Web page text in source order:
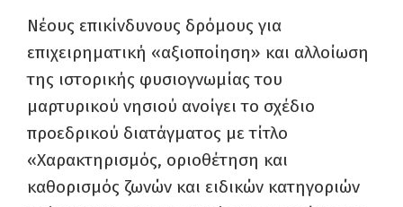
Νέους επικίνδυνους δρόμους για
επιχειρηματική «αξιοποίηση» και αλλοίωση
της ιστορικής φυσιογνωμίας του
μαρτυρικού νησιού ανοίγει το σχέδιο
προεδρικού διατάγματος με τίτλο
«Χαρακτηρισμός, οριοθέτηση και
καθορισμός ζωνών και ειδικών κατηγοριών